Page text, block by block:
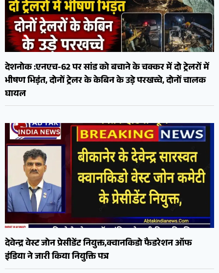
देशनोक :एनएच-62 पर सांड को बचाने के चक्कर में दो ट्रेलरों में
भीषण भिड़ंत, दोनों ट्रेलर के केबिन के उड़े परखच्चे, दोनों चालक
घायल
देवेन्द्र वेस्ट जोन प्रेसीडेंट नियुक्त,क्वानकिडो फैडरेशन ऑफ
इंडिया ने जारी किया नियुक्ति पत्र